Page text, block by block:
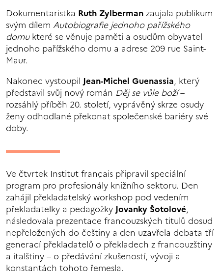
Dokumentaristka Ruth Zylbermanzaujala publikum
svým dílem Autobiografie jednoho pařížského
domukteré se věnuje paměti a osudům obyvatel
jednoho pařížského domu a adrese 209 rue Saint-
Maur.
Nakonec vystoupil Jean-Michel Guenassia, který
představil svůj nový román Děj se vůle boží–
rozsáhlý příběh 20. století, vyprávěný skrze osudy
ženy odhodlané překonat společenské bariéry své
doby.
Ve čtvrtek Institut français připravil speciální
program pro profesionály knižního sektoru. Den
zahájil překladatelský workshop pod vedením
překladatelky a pedagožkyJovanky Šotolové,
následovala prezentace francouzských titulů dosud
nepřeložených do češtiny a den uzavřela debata tří
generací překladatelů o překladech z francouzštiny
a italštiny – o předávání zkušeností, vývoji a
konstantách tohoto řemesla.